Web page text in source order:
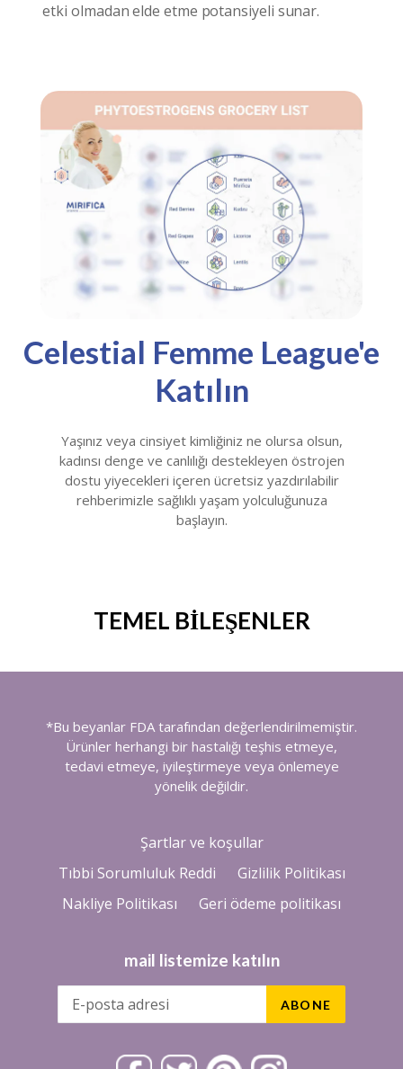
etki olmadan elde etme potansiyeli sunar.
Celestial Femme League'e
Katılın
Yaşınız veya cinsiyet kimliğiniz ne olursa olsun,
kadınsı denge ve canlılığı destekleyen östrojen
dostu yiyecekleri içeren ücretsiz yazdırılabilir
rehberimizle sağlıklı yaşam yolculuğunuza
başlayın.
TEMEL BİLEŞENLER
*Bu beyanlar FDA tarafından değerlendirilmemiştir.
Ürünler herhangi bir hastalığı teşhis etmeye,
tedavi etmeye, iyileştirmeye veya önlemeye
yönelik değildir.
Şartlar ve koşullar
Tıbbi Sorumluluk Reddi
Gizlilik Politikası
Nakliye Politikası
Geri ödeme politikası
mail listemize katılın
ABONE
FacebookTwitterPinterestInstagram